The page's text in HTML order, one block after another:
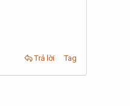
Trả lời Tag